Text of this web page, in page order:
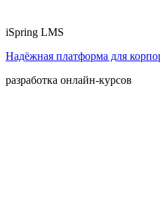
iSpring LMS
Надёжная платформа для
разработка онлайн-курсов